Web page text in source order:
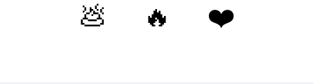
💩 🔥 ❤️